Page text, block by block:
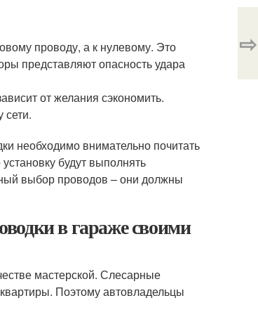
проводу, а к нулевому. Это
представляют опасность удара
от желания сэкономить.
сети.
необходимо внимательно почитать
будут выполнять
выбор проводов – они должны
в гараже своими
мастерской. Слесарные
Поэтому автовладельцы
⇨